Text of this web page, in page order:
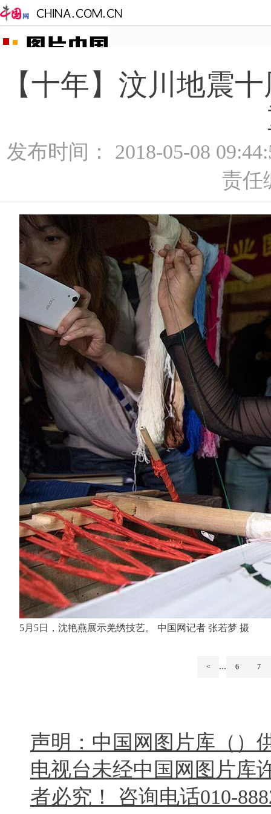
【十年】汶川地震
发布时间： 2018-05-08
责任
5月5日，沈艳燕展示羌绣技艺。 中国网记者 张若梦 摄
< ... 6 7
声明：中国网图片库（）
电视台未经中国网图片库
者必究！ 咨询电话010-